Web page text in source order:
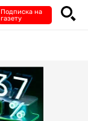
Подписка на
газету